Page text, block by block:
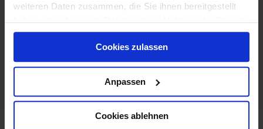
weiteren Daten zusammen, die Sie ihnen bereitgestellt
haben oder die sie im Rahmen Ihrer Nutzung der Dienste
gesammelt haben.
Cookies zulassen
Anpassen
Cookies ablehnen
Der Vertrieb ist
ein Bereich, der
anspricht, die
gerne
kommunizieren,
gute
zwischenmenschli
Eine der
Hauptattraktione
n von
Vertriebsjobs
ohne Ausbildung
ist das Potenzial